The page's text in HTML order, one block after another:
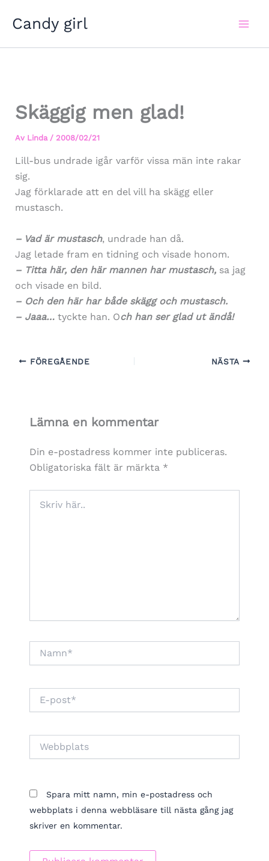
Candy girl
Skäggig men glad!
Av Linda / 2008/02/21
Lill-bus undrade igår varför vissa män inte rakar
sig.
Jag förklarade att en del vill ha skägg eller
mustasch.
– Vad är mustasch, undrade han då.
Jag letade fram en tidning och visade honom.
– Titta här, den här mannen har mustasch,sa jag
och visade en bild.
– Och den här har både skägg och mustasch.
– Jaaa…tyckte han. Och han ser glad ut ändå!
FÖREGÅENDE NÄSTA
Lämna en kommentar
Din e-postadress kommer inte publiceras.
Obligatoriska fält är märkta *
här..
post*
Spara mitt namn, min e-postadress och
webbplats i denna webbläsare till nästa gång jag
skriver en kommentar.